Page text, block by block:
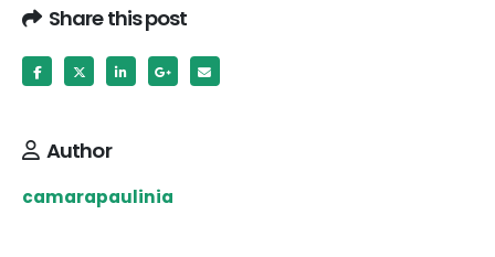
Share this post
Author
camarapaulinia